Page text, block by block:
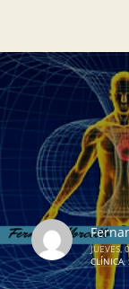
JUEVES,
CLÍNICA,